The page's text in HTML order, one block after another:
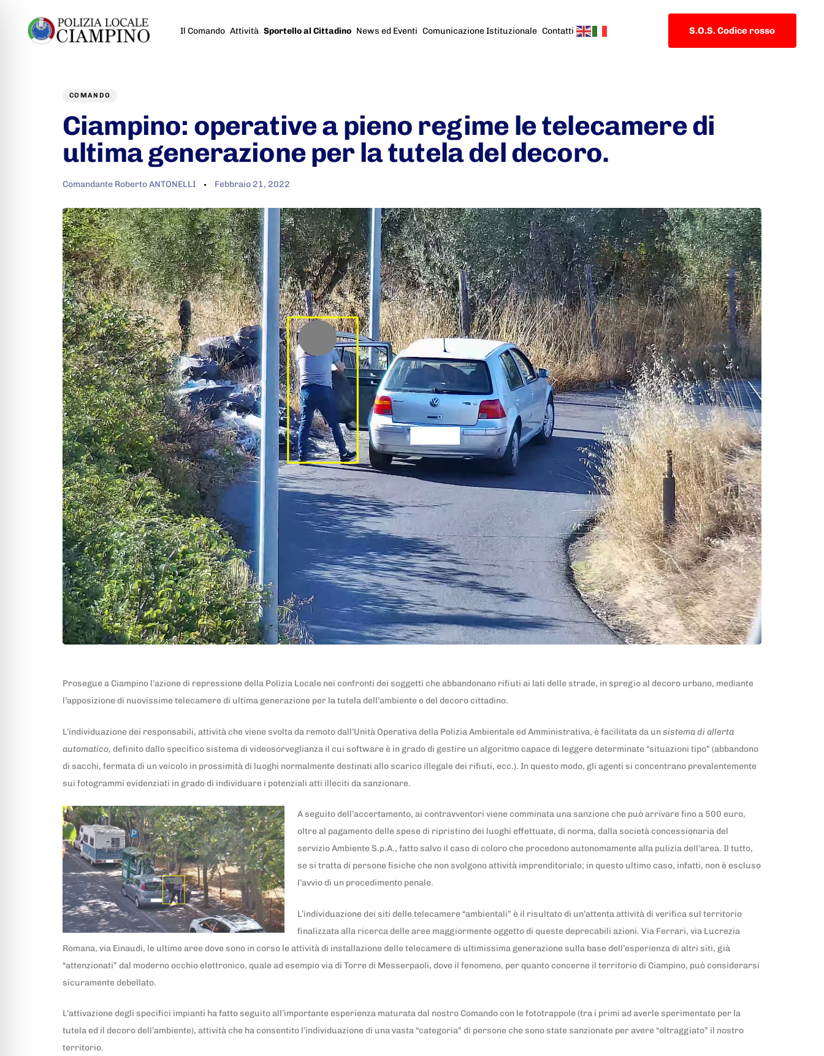
Il Comando Attività Sportello al Cittadino News ed Eventi Comunicazione Istituzionale Contatti S.O.S. Codice rosso
COMANDO
Ciampino: operative a pieno regime le telecamere di
ultima generazione per la tutela del decoro.
Comandante Roberto ANTONELLI Febbraio 21, 2022
Prosegue a Ciampino l’azione di repressione della Polizia Locale nei confronti dei soggetti che abbandonano rifiuti ai lati delle strade, in spregio al decoro urbano, mediante
l’apposizione di nuovissime telecamere di ultima generazione per la tutela dell’ambiente e del decoro cittadino.
L’individuazione dei responsabili, attività che viene svolta da remoto dall’Unità Operativa della Polizia Ambientale ed Amministrativa, è facilitata da unsistema di allerta
automatico, definito dallo specifico sistema di videosorveglianza il cui software è in grado di gestire un algoritmo capace di leggere determinate “situazioni tipo” (abbandono
di sacchi, fermata di un veicolo in prossimità di luoghi normalmente destinati allo scarico illegale dei rifiuti, ecc.). In questo modo, gli agenti si concentrano prevalentemente
sui fotogrammi evidenziati in grado di individuare i potenziali atti illeciti da sanzionare.
A seguito dell’accertamento, ai contravventori viene comminata una sanzione che può arrivare fino a 500 euro,
oltre al pagamento delle spese di ripristino dei luoghi effettuate, di norma, dalla società concessionaria del
servizio Ambiente S.p.A., fatto salvo il caso di coloro che procedono autonomamente alla pulizia dell’area. Il tutto,
se si tratta di persone fisiche che non svolgono attività imprenditoriale; in questo ultimo caso, infatti, non è escluso
l’avvio di un procedimento penale.
L’individuazione dei siti delle telecamere “ambientali” è il risultato di un’attenta attività di verifica sul territorio
finalizzata alla ricerca delle aree maggiormente oggetto di queste deprecabili azioni. Via Ferrari, via Lucrezia
Romana, via Einaudi, le ultime aree dove sono in corso le attività di installazione delle telecamere di ultimissima generazione sulla base dell’esperienza di altri siti, già
“attenzionati” dal moderno occhio elettronico, quale ad esempio via di Torre di Messerpaoli, dove il fenomeno, per quanto concerne il territorio di Ciampino, può considerarsi
sicuramente debellato.
L’attivazione degli specifici impianti ha fatto seguito all’importante esperienza maturata dal nostro Comando con le fototrappole (tra i primi ad averle sperimentate per la
tutela ed il decoro dell’ambiente), attività che ha consentito l’individuazione di una vasta “categoria” di persone che sono state sanzionate per avere “oltraggiato” il nostro
territorio.